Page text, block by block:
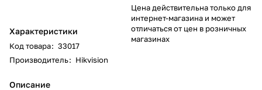
Характеристики
Код товара: 33017
Производитель: Hikvision
Описание
Цена действительна только для
интернет-магазина и может
отличаться от цен в розничных
магазинах